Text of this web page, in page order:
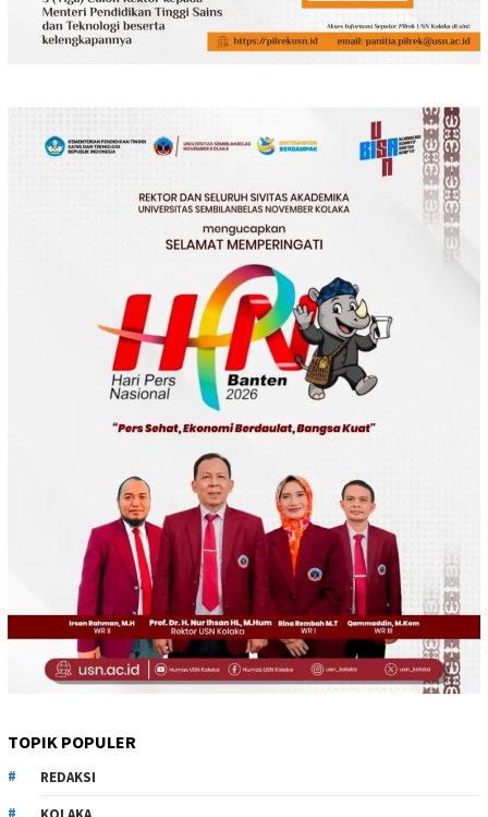
TOPIK POPULER
REDAKSI